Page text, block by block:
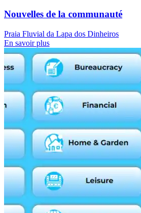
Nouvelles de la communauté
Praia Fluvial da Lapa dos Dinheiros
En savoir plus